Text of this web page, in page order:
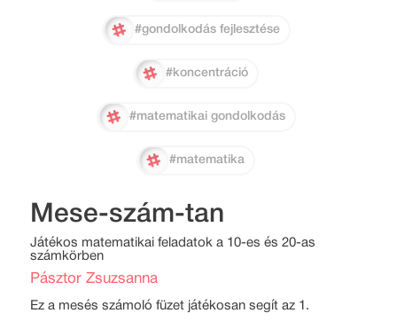
#gondolkodás fejlesztése
#koncentráció
#matematikai gondolkodás
#matematika
Mese-szám-tan
Játékos matematikai feladatok a 10-es és 20-as
számkörben
Pásztor Zsuzsanna
Ez a mesés számoló füzet játékosan segít az 1.